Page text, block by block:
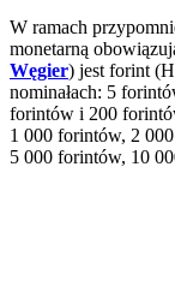
W ramach
monetarną
Węgier) jest forint
nominałach: 5
forintów i 200
1 000 forintów, 2
5 000 forintów, 10